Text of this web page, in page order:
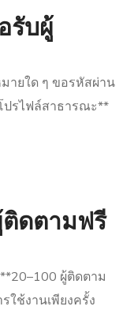
รับผู้
ายใด ๆ ขอรหัสผ่าน
ปรไฟล์สาธารณะ**
ติดตามฟรี
ผู้ติดตาม
ใช้งานเพียงครั้ง